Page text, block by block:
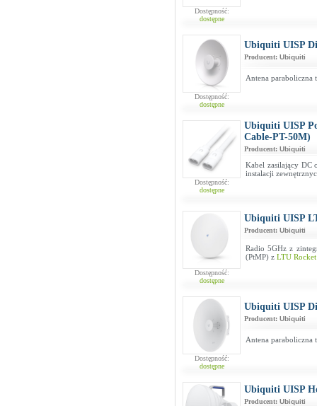
Dostępność:
dostępne
Dostępność:
dostępne
Ubiquiti UISP
Producent: Ubiquiti
Antena paraboliczna
Dostępność:
dostępne
Ubiquiti UISP
Cable-PT-50M)
Producent: Ubiquiti
Kabel zasilający DC
instalacji
Dostępność:
dostępne
Ubiquiti UISP
Producent: Ubiquiti
Radio 5GHz z
(PtMP) z LTU Rocket
Dostępność:
dostępne
Ubiquiti UISP
Producent: Ubiquiti
Antena paraboliczna
Ubiquiti UISP
Producent: Ubiquiti